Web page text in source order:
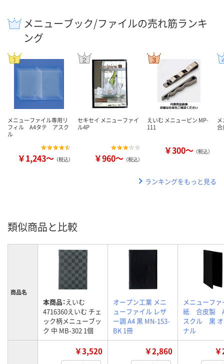
メニューブック/ファイルの売れ筋ランキ
ング
メニューファイル専用リ
フィル A4タテ アスク
ル
￥1,243～ （税込）
セキセイ メニューファイ
ル4P
￥960～ （税込）
えいむ メニューピン MP-
111
￥300～ （税込）
ランキングをもっと見る
類似商品と比較
商品名
本商品：えいむ
4716360えいむ チェ
ック柄メニューブッ
ク 中 MB-302 1個
オープン工業 メニ
ューファイル レザ
ー調 A4 黒 MN-153-
BK 1冊
メニューフ
紙 合皮製
スクル 黒
ナル
￥3,520 ￥2,860